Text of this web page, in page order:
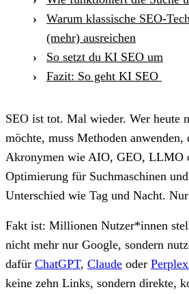
Warum klassische SEO-
(mehr) ausreichen
So setzt du KI SEO um
Fazit: So geht KI SEO
SEO ist tot. Mal wieder. Wer heute
möchte, muss Methoden
Akronymen wie AIO, GEO, LLMO
Optimierung für Suchmaschinen
Unterschied wie Tag und Nacht.
Fakt ist: Millionen Nutzer*innen
nicht mehr nur Google, sondern
dafür ChatGPT, Claude oder
keine zehn Links, sondern direkte,